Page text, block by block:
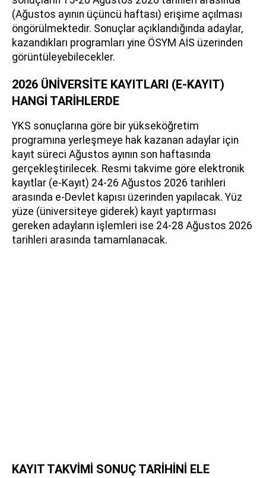
(Ağustos ayının üçüncü haftası) erişime açılması
öngörülmektedir. Sonuçlar açıklandığında adaylar,
kazandıkları programları yine ÖSYM AİS üzerinden
görüntüleyebilecekler.
2026 ÜNİVERSİTE KAYITLARI (E-KAYIT)
HANGİ TARİHLERDE
YKS sonuçlarına göre bir yükseköğretim
programına yerleşmeye hak kazanan adaylar için
kayıt süreci Ağustos ayının son haftasında
gerçekleştirilecek. Resmi takvime göre elektronik
kayıtlar (e-Kayıt) 24-26 Ağustos 2026 tarihleri
arasında e-Devlet kapısı üzerinden yapılacak. Yüz
yüze (üniversiteye giderek) kayıt yaptırması
gereken adayların işlemleri ise 24-28 Ağustos 2026
tarihleri arasında tamamlanacak.
KAYIT TAKVİMİ SONUÇ TARİHİNİ ELE